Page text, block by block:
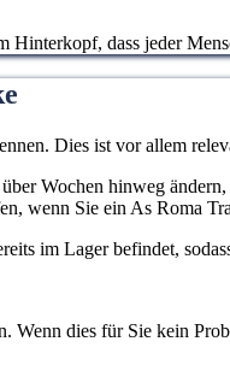
Hinterkopf, dass jeder
Dies ist vor allem
Wochen hinweg
wenn Sie ein As Roma
im Lager befindet,
Wenn dies für Sie kein